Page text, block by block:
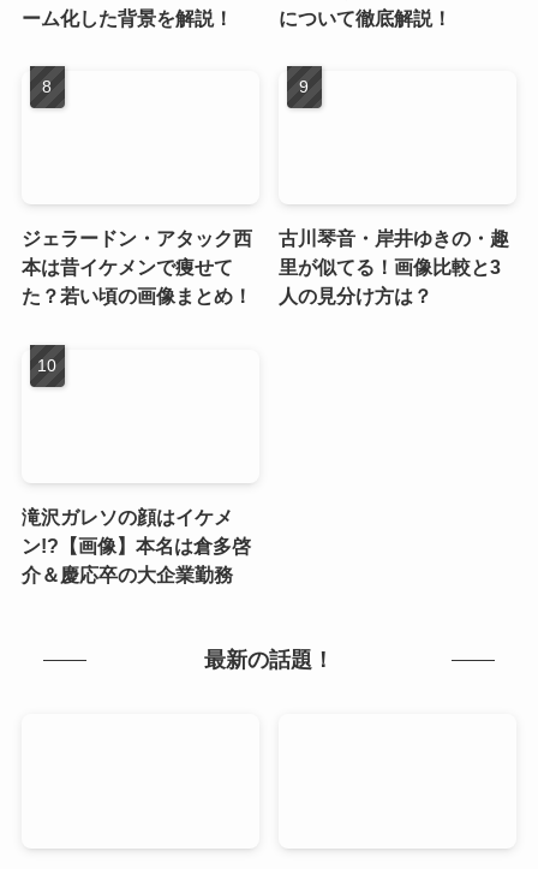
ーム化した背景を解説！ について徹底解説！
ジェラードン・アタック西
本は昔イケメンで痩せて
た？若い頃の画像まとめ！
古川琴音・岸井ゆきの・趣
里が似てる！画像比較と3
人の見分け方は？
滝沢ガレソの顔はイケメ
ン!?【画像】本名は倉多啓
介＆慶応卒の大企業勤務
最新の話題！